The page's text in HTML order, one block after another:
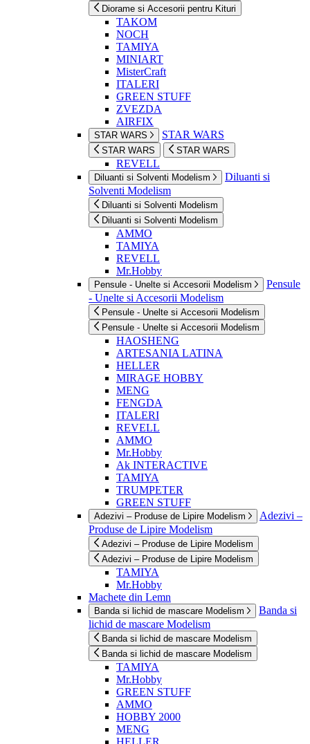
Diorame si Accesorii pentru Kituri
TAKOM
NOCH
TAMIYA
MINIART
MisterCraft
ITALERI
GREEN STUFF
ZVEZDA
AIRFIX
STAR WARS STAR WARS
STAR WARS STAR WARS
REVELL
Diluanti si Solventi Modelism
Diluanti si
Solventi Modelism
Diluanti si Solventi Modelism
Diluanti si Solventi Modelism
AMMO
TAMIYA
REVELL
Mr.Hobby
Pensule - Unelte si Accesorii Modelism
Pensule
- Unelte si Accesorii Modelism
Pensule - Unelte si Accesorii Modelism
Pensule - Unelte si Accesorii Modelism
HAOSHENG
ARTESANIA LATINA
HELLER
MIRAGE HOBBY
MENG
FENGDA
ITALERI
REVELL
AMMO
Mr.Hobby
Ak INTERACTIVE
TAMIYA
TRUMPETER
GREEN STUFF
Adezivi – Produse de Lipire Modelism
Adezivi –
Produse de Lipire Modelism
Adezivi – Produse de Lipire Modelism
Adezivi – Produse de Lipire Modelism
TAMIYA
Mr.Hobby
Machete din Lemn
Banda si lichid de mascare Modelism
Banda si
lichid de mascare Modelism
Banda si lichid de mascare Modelism
Banda si lichid de mascare Modelism
TAMIYA
Mr.Hobby
GREEN STUFF
AMMO
HOBBY 2000
MENG